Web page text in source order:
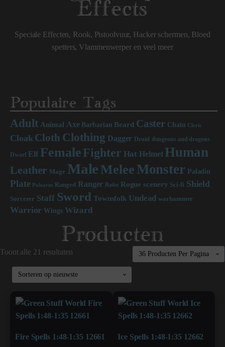
Effects
Speciale Effecten, Rook, Pistoolvuur, Hacker schermen, Bloed
spetters, Vlammenwerper en veel meer
Populaire Tags
Adult Animal Axe Barbarian Beard Caster Chain Cleric
Cloak Cloth Clothing Dagger Druid dungeons and dragons
Dwarf Elf FemaleFighter Hat Helmet Human
Leather Mage MaleMeleeMonster Paladin
Plate Polearm Ranged Ranger Robe Rogue scenery Sci-fi Shield
Sorcerer Staff Sword Townsfolk Undead warhammer
Warrior Wings Wizard
Producten
Toont alle 21 resultaten
Fire Spells 1:48-1:35 12661
Ice Spells 1:48-1:35 12662